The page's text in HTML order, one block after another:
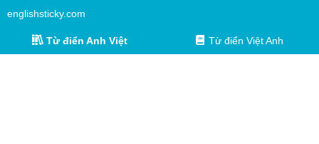
englishsticky.com
Từ điển Anh Việt Từ điển Việt Anh